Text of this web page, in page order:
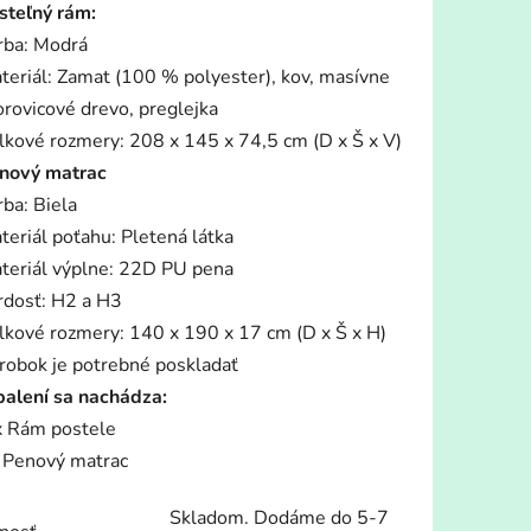
rám:
Modrá
Zamat (100 % polyester), kov, masívne
drevo, preglejka
rozmery: 208 x 145 x 74,5 cm (D x Š x V)
matrac
Biela
poťahu: Pletená látka
výplne: 22D PU pena
H2 a H3
rozmery: 140 x 190 x 17 cm (D x Š x H)
je potrebné poskladať
sa nachádza:
Rám postele
matrac
Skladom. Dodáme do 5-7